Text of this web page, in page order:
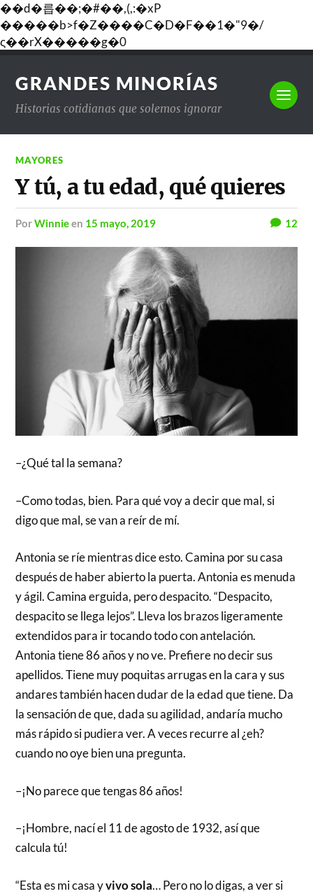
��d�릅��;�#��,(,:�xP
�����b>f�Z����C�D�F��1�"9�/
ς��rX�����g�0
GRANDES MINORÍAS
Historias cotidianas que solemos ignorar
MAYORES
Y tú, a tu edad, qué quieres
porWinnieen 15 mayo, 2019 12
–¿Qué tal la semana?
–Como todas, bien. Para qué voy a decir que mal, si
digo que mal, se van a reír de mí.
Antonia se ríe mientras dice esto. Camina por su casa
después de haber abierto la puerta. Antonia es menuda
y ágil. Camina erguida, pero despacito. “Despacito,
despacito se llega lejos”. Lleva los brazos ligeramente
extendidos para ir tocando todo con antelación.
Antonia tiene 86 años y no ve. Prefiere no decir sus
apellidos. Tiene muy poquitas arrugas en la cara y sus
andares también hacen dudar de la edad que tiene. Da
la sensación de que, dada su agilidad, andaría mucho
más rápido si pudiera ver. A veces recurre al ¿eh?
cuando no oye bien una pregunta.
–¡No parece que tengas 86 años!
–¡Hombre, nací el 11 de agosto de 1932, así que
calcula tú!
“Esta es mi casa yvivo sola… Pero no lo digas, a ver si